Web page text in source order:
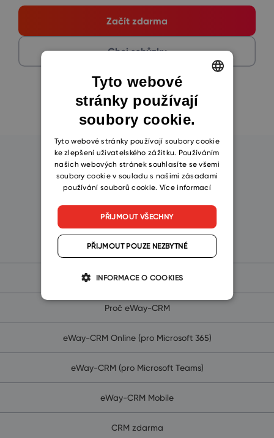
Začít zdarma
Chci schůzku
Zvolte si platformu
eWay-CRM
Co je CRM?
Proč eWay-CRM
eWay-CRM Online (pro Microsoft 365)
eWay-CRM (pro Microsoft Teams)
eWay-CRM Mobile
CRM zdarma
ENGLISH
CZECH
SLOVAK
Tyto webové
stránky používají
soubory cookie.
Tyto webové stránky používají soubory cookie
ke zlepšení uživatelského zážitku. Používáním
našich webových stránek souhlasíte se všemi
soubory cookie v souladu s našimi zásadami
používání souborů cookie. Více informací
PŘIJMOUT VŠECHNY
PŘIJMOUT POUZE NEZBYTNÉ
INFORMACE O COOKIES